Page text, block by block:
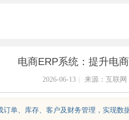
电商ERP系统：提升电
2026-06-13 来源：互联网
订单、库存、客户及财务管理，实现